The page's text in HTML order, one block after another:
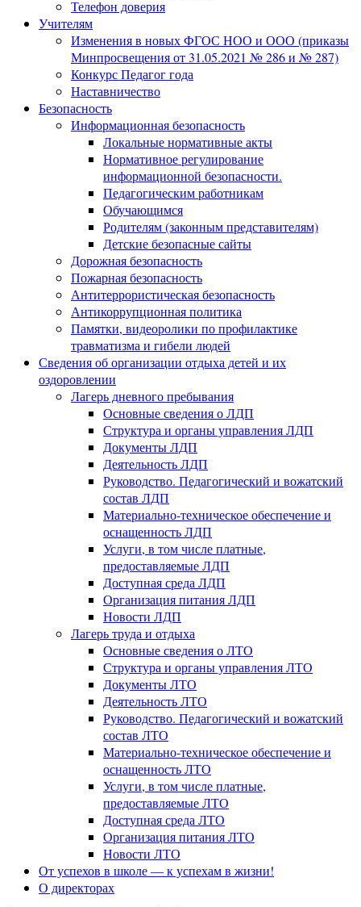
Телефон доверия
Учителям
Изменения в новых ФГОС НОО и ООО (приказы
Минпросвещения от 31.05.2021 № 286 и № 287)
Конкурс Педагог года
Наставничество
Безопасность
Информационная безопасность
Локальные нормативные акты
Нормативное регулирование
информационной безопасности.
Педагогическим работникам
Обучающимся
Родителям (законным представителям)
Детские безопасные сайты
Дорожная безопасность
Пожарная безопасность
Антитеррористическая безопасность
Антикоррупционная политика
Памятки, видеоролики по профилактике
травматизма и гибели людей
Сведения об организации отдыха детей и их
оздоровлении
Лагерь дневного пребывания
Основные сведения о ЛДП
Структура и органы управления ЛДП
Документы ЛДП
Деятельность ЛДП
Руководство. Педагогический и вожатский
состав ЛДП
Материально-техническое обеспечение и
оснащенность ЛДП
Услуги, в том числе платные,
предоставляемые ЛДП
Доступная среда ЛДП
Организация питания ЛДП
Новости ЛДП
Лагерь труда и отдыха
Основные сведения о ЛТО
Структура и органы управления ЛТО
Документы ЛТО
Деятельность ЛТО
Руководство. Педагогический и вожатский
состав ЛТО
Материально-техническое обеспечение и
оснащенность ЛТО
Услуги, в том числе платные,
предоставляемые ЛТО
Доступная среда ЛТО
Организация питания ЛТО
Новости ЛТО
От успехов в школе — к успехам в жизни!
О директорах